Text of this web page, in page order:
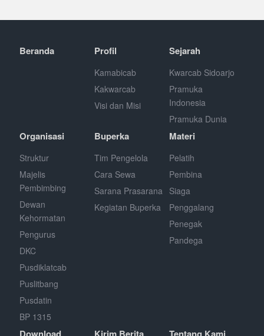
Beranda Profil
Kamabicab
Kakwarcab
Visi dan Misi
Sejarah
Kwarcab Sidoarjo
Pramuka
Indonesia
Pramuka Dunia
Organisasi
Struktur
Majelis
Pembimbing
Dewan
Kehormatan
Pengurus
DKC
Pusdiklatcab
Puslitbang
Pusdatin
BP 1315
Buperka
Tim Pengelola
Cara Sewa
Sarana Prasarana
Kegiatan Buperka
Materi
Pelatih
Pembina
Siaga
Penggalang
Penegak
Pandega